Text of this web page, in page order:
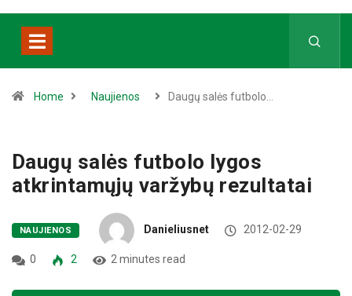
Home Naujienos Daugų salės futbolo…
Daugų salės futbolo lygos
atkrintamųjų varžybų rezultatai
NAUJIENOS Danieliusnet 2012-02-29
0 2 2 minutes read